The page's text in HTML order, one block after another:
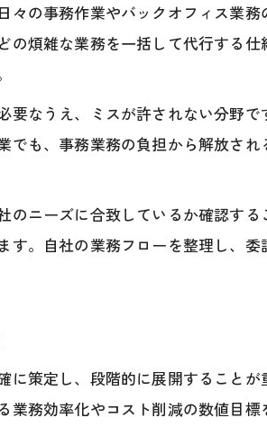
業務効率化に直結する事務代
事務代行活用でコア業務へ集
事務代行でコスト削減が可能
活動計画で見える事務代行の
事務代行利用時の費用対効果
事務代行で得られるバックオ
の事務作業やバックオフィス業
煩雑な業務を一括して代行する
要なうえ、ミスが許されない分野
も、事務業務の負担から解放さ
ニーズに合致しているか確認す
。自社の業務フローを整理し、
に策定し、段階的に展開すること
務効率化やコスト削減の数値目